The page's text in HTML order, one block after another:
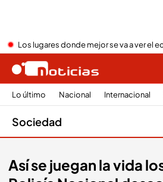
Los lugares donde mejor se va a ver el
Lo último Nacional Internacional
Sociedad
Así se juegan la vida